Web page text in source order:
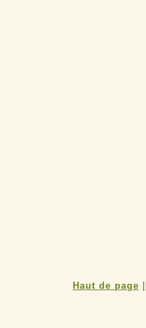
Haut de page